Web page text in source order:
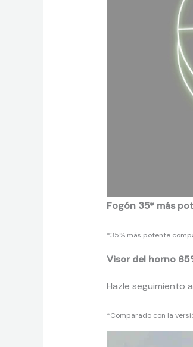
Fogón 35* más
*35% más potente
Visor del horno
Hazle seguimiento
*Comparado con la